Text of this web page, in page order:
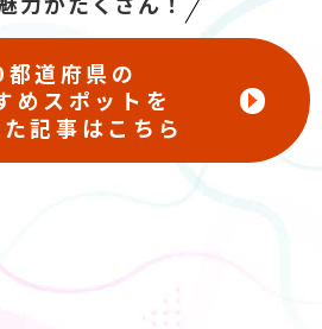
道府県の
めスポットを
記事はこちら